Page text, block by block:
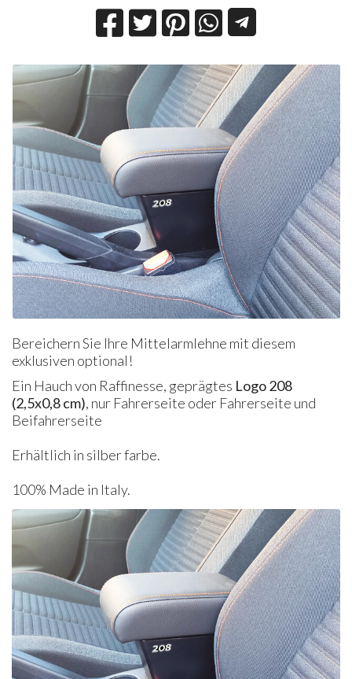
Bereichern Sie Ihre Mittelarmlehne mit diesem
exklusiven optional!
Ein Hauch von Raffinesse, geprägtes Logo 208
(2,5x0,8 cm), nur Fahrerseite oder Fahrerseite und
Beifahrerseite
Erhältlich in silber farbe.
​100% Made in Italy.